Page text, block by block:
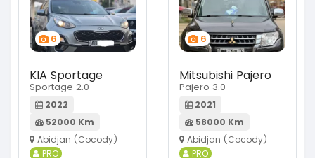
6
KIA Sportage
Sportage 2.0
2022
52000 Km
Abidjan (Cocody)
PRO
6
Mitsubishi Pajero
Pajero 3.0
2021
58000 Km
Abidjan (Cocody)
PRO